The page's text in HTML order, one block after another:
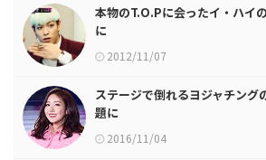
本物のT.O.Pに会ったイ・ハイ
に
2012/11/07
ステージで倒れるヨジャチン
題に
2016/11/04